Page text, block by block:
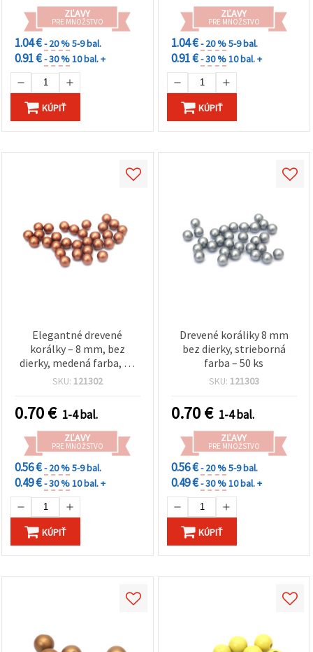
ZĽAVY
PRE MNOŽSTVO
1.04 €- 20 %5-9 bal.
0.91 €- 30 %10 bal. +
KÚPIŤ
ZĽAVY
PRE MNOŽSTVO
1.04 €- 20 %5-9 bal.
0.91 €- 30 %10 bal. +
KÚPIŤ
Elegantné drevené
korálky – 8 mm, bez
dierky, medená farba, 50
ks – ideálne na kreatívne
projekty a módne doplnky
SKU: 121302
0.70€ 1-4 bal.
ZĽAVY
PRE MNOŽSTVO
0.56 €- 20 %5-9 bal.
0.49 €- 30 %10 bal. +
KÚPIŤ
Drevené koráliky 8 mm
bez dierky, strieborná
farba – 50 ks
SKU: 121303
0.70€ 1-4 bal.
ZĽAVY
PRE MNOŽSTVO
0.56 €- 20 %5-9 bal.
0.49 €- 30 %10 bal. +
KÚPIŤ